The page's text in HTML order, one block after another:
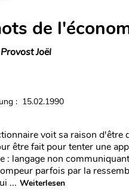
de
Provost Joël
: 15.02.1990
voit sa raison d'être
être fait pour tenter une
: langage non
parfois par la
... Weiterlesen